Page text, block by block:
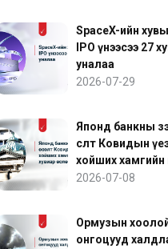
SpaceX-ийн
IPO үнээсээ 27
уналаа
2026-07-29
Японд банкны
өсөлт Ковидын
хойших хамгийн
хувиар өслөө
2026-07-08
Ормузын хоолойд
онгоцууд